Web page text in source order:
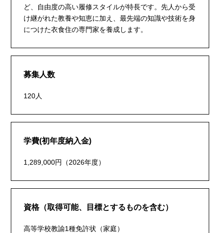
ど、自由度の高い履修スタイルが特長です。先人から受
け継がれた教養や知恵に加え、最先端の知識や技術を身
につけた衣食住の専門家を養成します。
募集人数
120人
学費(初年度納入金)
1,289,000円（2026年度）
資格（取得可能、目標とするものを含む）
高等学校教諭1種免許状（家庭）